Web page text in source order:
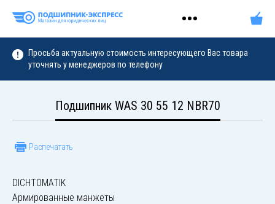
Просьба актуальную стоимость интересующего Вас товара
уточнять у менеджеров по телефону
Подшипник WAS 30 55 12 NBR70
Распечатать
DICHTOMATIK
Армированные манжеты